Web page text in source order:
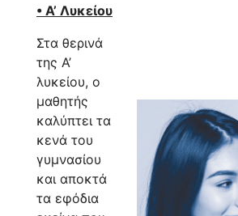
• Α’ Λυκείου
Στα θερινά
της Α’
λυκείου, ο
μαθητής
καλύπτει τα
κενά του
γυμνασίου
και αποκτά
τα εφόδια